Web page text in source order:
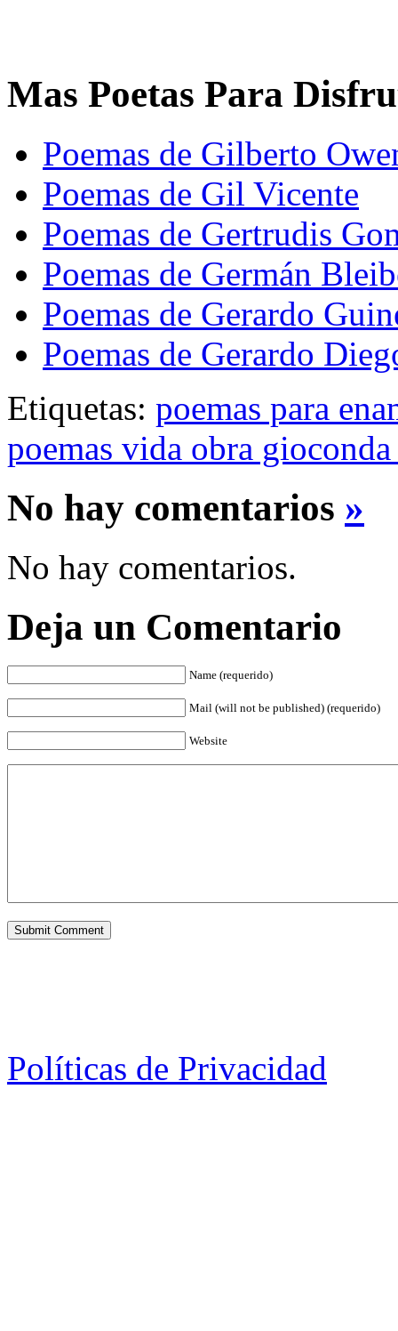
Mas Poetas Para
Poemas de Gilberto
Poemas de Gil Vicente
Poemas de Gertrudis
Poemas de Germán
Poemas de Gerardo
Poemas de Gerardo
Etiquetas: poemas para
poemas vida obra
No hay comentarios »
No hay comentarios.
Deja un Comentario
Name (requerido)
Mail (will not be published) (requerido)
Website
Políticas de Privacidad